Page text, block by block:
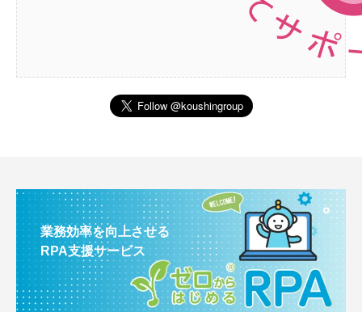
業務効率を向上させる
RPA支援サービス